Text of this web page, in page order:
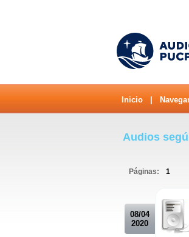
Inicio
Audios
Páginas: 1
08/04
2020